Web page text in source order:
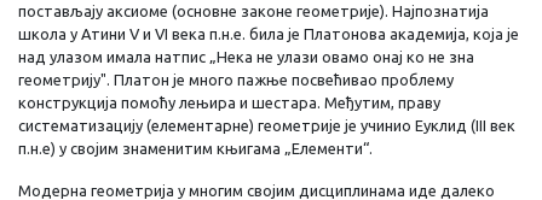
постављају аксиоме (основне законе геометрије). Најпознатија
школа у Атини V и VI века п.н.е. била је Платонова академија, која је
над улазом имала натпис „Нека не улази овамо онај ко не зна
геометрију". Платон је много пажње посвећивао проблему
конструкција помоћу лењира и шестара. Међутим, праву
систематизацију (елементарне) геометрије је учинио Еуклид (III век
п.н.е) у својим знаменитим књигама „Елементи“.
Модерна геометрија у многим својим дисциплинама иде далеко